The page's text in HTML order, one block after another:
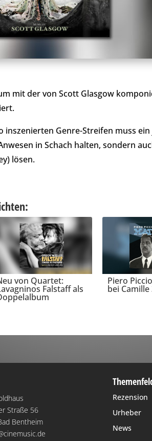
mit der von Scott Glasgow
inszenierten Genre-Streifen muss
in Schach halten, sondern
lösen.
von Quartet:
Falstaff als
Piero
bei Camille
Straße 56
Bentheim
Rezension
Urheber
News